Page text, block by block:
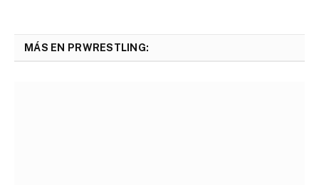
MÁS EN PRWRESTLING: